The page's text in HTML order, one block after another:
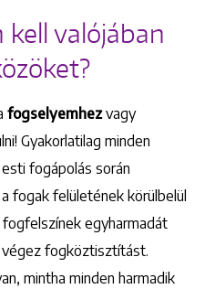
valójában
fogselyemhezvagy
Gyakorlatilag minden
fogápolás során
fogak felületének körülbelül
fogfelszínek egyharmadát
végez fogköztisztítást.
mintha minden harmadik